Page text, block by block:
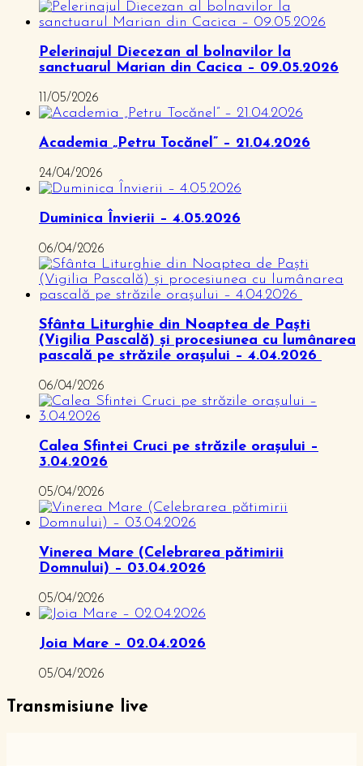
Pelerinajul Diecezan al bolnavilor la
sanctuarul Marian din Cacica – 09.05.2026
11/05/2026
Academia „Petru Tocănel” – 21.04.2026
24/04/2026
Duminica Învierii – 4.05.2026
06/04/2026
Sfânta Liturghie din Noaptea de Paști
(Vigilia Pascală) și procesiunea cu lumânarea
pascală pe străzile orașului – 4.04.2026
06/04/2026
Calea Sfintei Cruci pe străzile orașului –
3.04.2026
05/04/2026
Vinerea Mare (Celebrarea pătimirii
Domnului) – 03.04.2026
05/04/2026
Joia Mare – 02.04.2026
05/04/2026
Transmisiune live